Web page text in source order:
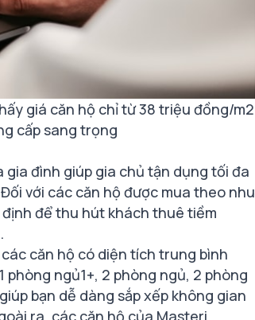
giá căn hộ chỉ từ 38 triệu đồng/m2
cấp sang trọng
đình giúp gia chủ tận dụng tối đa
với các căn hộ được mua theo nhu
để thu hút khách thuê tiềm
các căn hộ có diện tích trung bình
ngủ1+, 2 phòng ngủ, 2 phòng
bạn dễ dàng sắp xếp không gian
ra, các căn hộ của Masteri